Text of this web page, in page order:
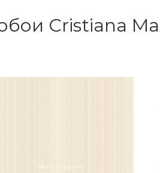
Cristiana